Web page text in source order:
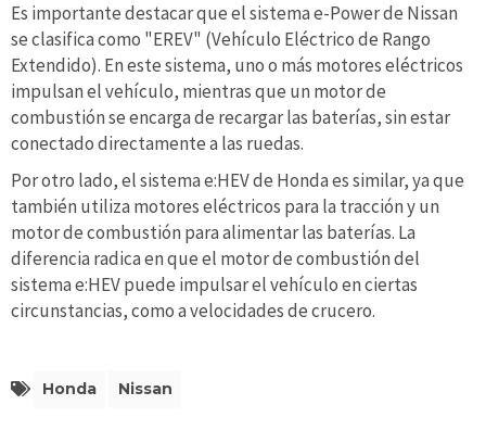
Es importante destacar que el sistema e-Power de Nissan
se clasifica como "EREV" (Vehículo Eléctrico de Rango
Extendido). En este sistema, uno o más motores eléctricos
impulsan el vehículo, mientras que un motor de
combustión se encarga de recargar las baterías, sin estar
conectado directamente a las ruedas.
Por otro lado, el sistema e:HEV de Honda es similar, ya que
también utiliza motores eléctricos para la tracción y un
motor de combustión para alimentar las baterías. La
diferencia radica en que el motor de combustión del
sistema e:HEV puede impulsar el vehículo en ciertas
circunstancias, como a velocidades de crucero.
Honda Nissan